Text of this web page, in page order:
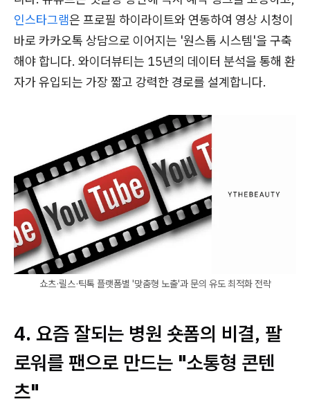
인스타그램은 프로필 하이라이트와 연동하여 영상 시청이
바로 카카오톡 상담으로 이어지는 '원스톱 시스템'을 구축
해야 합니다. 와이더뷰티는 15년의 데이터 분석을 통해 환
자가 유입되는 가장 짧고 강력한 경로를 설계합니다.
쇼츠·릴스·틱톡 플랫폼별 '맞춤형 노출'과 문의 유도 최적화 전략
4. 요즘 잘되는 병원 숏폼의 비결, 팔
로워를 팬으로 만드는 "소통형 콘텐
츠"